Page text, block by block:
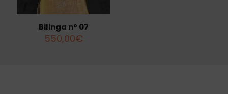
Bilinga nº 07
550,00€